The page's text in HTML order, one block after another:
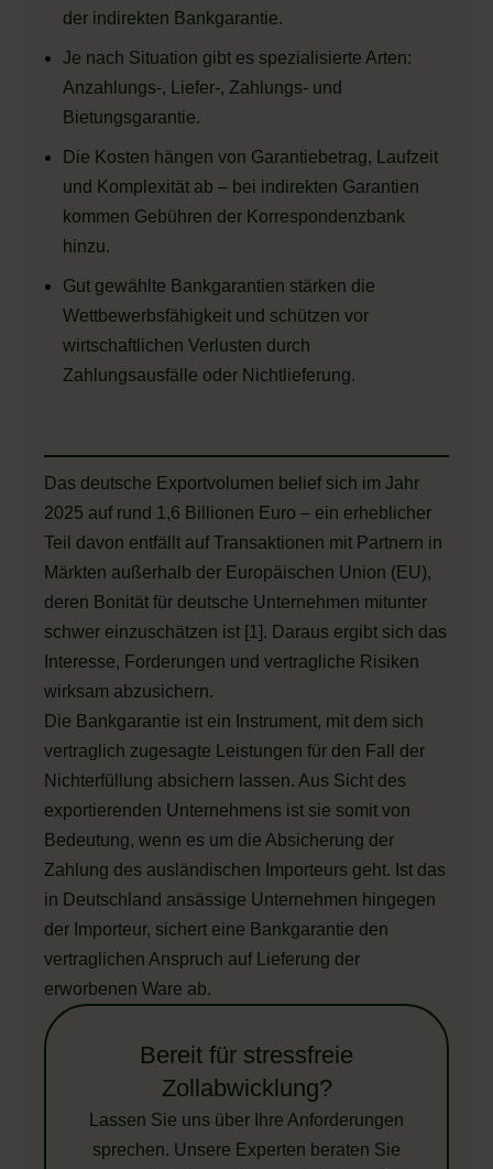
der indirekten Bankgarantie.
Je nach Situation gibt es spezialisierte Arten:
Anzahlungs-, Liefer-, Zahlungs- und
Bietungsgarantie.
Die Kosten hängen von Garantiebetrag, Laufzeit
und Komplexität ab – bei indirekten Garantien
kommen Gebühren der Korrespondenzbank
hinzu.
Gut gewählte Bankgarantien stärken die
Wettbewerbsfähigkeit und schützen vor
wirtschaftlichen Verlusten durch
Zahlungsausfälle oder Nichtlieferung.
Das deutsche Exportvolumen belief sich im Jahr
2025 auf rund 1,6 Billionen Euro – ein erheblicher
Teil davon entfällt auf Transaktionen mit Partnern in
Märkten außerhalb der Europäischen Union (EU),
deren Bonität für deutsche Unternehmen mitunter
schwer einzuschätzen ist [1]. Daraus ergibt sich das
Interesse, Forderungen und vertragliche Risiken
wirksam abzusichern.
Die Bankgarantie ist ein Instrument, mit dem sich
vertraglich zugesagte Leistungen für den Fall der
Nichterfüllung absichern lassen. Aus Sicht des
exportierenden Unternehmens ist sie somit von
Bedeutung, wenn es um die Absicherung der
Zahlung des ausländischen Importeurs geht. Ist das
in Deutschland ansässige Unternehmen hingegen
der Importeur, sichert eine Bankgarantie den
vertraglichen Anspruch auf Lieferung der
erworbenen Ware ab.
Bereit für stressfreie
Zollabwicklung?
Lassen Sie uns über Ihre Anforderungen
sprechen. Unsere Experten beraten Sie